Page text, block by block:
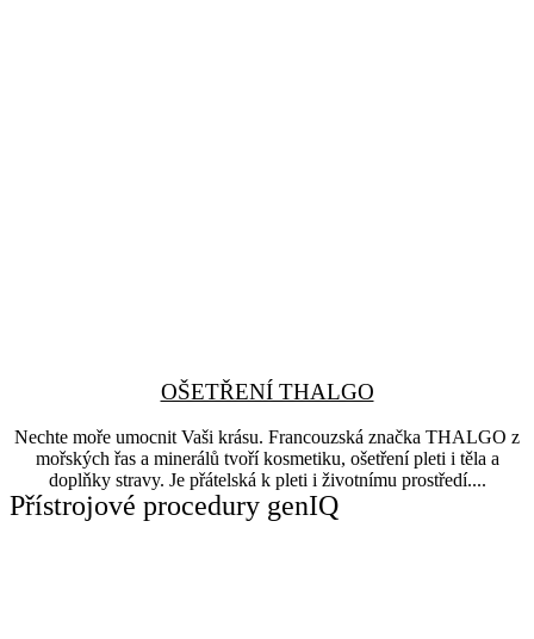
OŠETŘENÍ THALGO
Nechte moře umocnit Vaši krásu. Francouzská značka THALGO z
mořských řas a minerálů tvoří kosmetiku, ošetření pleti i těla a
doplňky stravy. Je přátelská k pleti i životnímu prostředí....
Přístrojové procedury genIQ